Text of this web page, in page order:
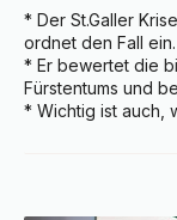
* Der St.Galler
ordnet den Fall ein.
* Er bewertet die
Fürstentums und
* Wichtig ist auch,